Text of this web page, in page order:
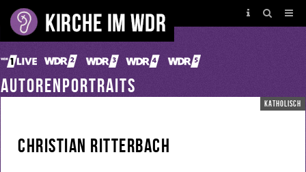
AUTORENPORTRAITS
katholisch
Christian Ritterbach